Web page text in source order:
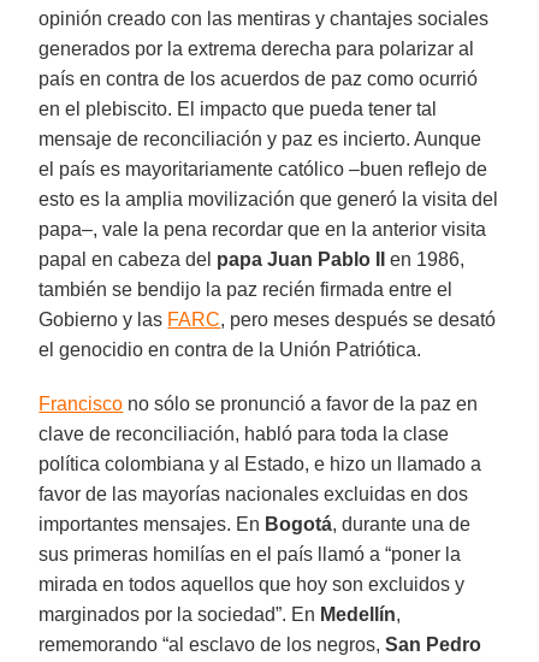
opinión creado con las mentiras y chantajes sociales
generados por la extrema derecha para polarizar al
país en contra de los acuerdos de paz como ocurrió
en el plebiscito. El impacto que pueda tener tal
mensaje de reconciliación y paz es incierto. Aunque
el país es mayoritariamente católico –buen reflejo de
esto es la amplia movilización que generó la visita del
papa–, vale la pena recordar que en la anterior visita
papal en cabeza del papa Juan Pablo II
en 1986,
también se bendijo la paz recién firmada entre el
Gobierno y las FARC, pero meses después se desató
el genocidio en contra de la Unión Patriótica.
Francisco no sólo se pronunció a favor de la paz en
clave de reconciliación, habló para toda la clase
política colombiana y al Estado, e hizo un llamado a
favor de las mayorías nacionales excluidas en dos
importantes mensajes. En Bogotá, durante una de
sus primeras homilías en el país llamó a “poner la
mirada en todos aquellos que hoy son excluidos y
marginados por la sociedad”. En Medellín,
rememorando “al esclavo de los negros,San Pedro